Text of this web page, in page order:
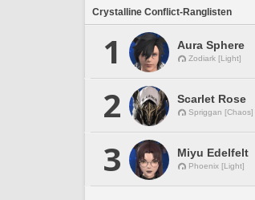
Crystalline Conflict-Ranglisten
1 Aura Sphere
Zodiark [Light]
2 Scarlet Rose
Spriggan [Chaos]
3 Miyu Edelfelt
Phoenix [Light]